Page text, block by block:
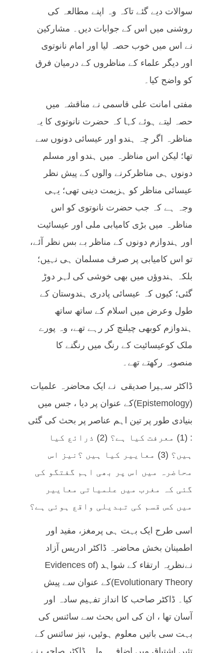
سوالات دیے گئے تاکہ وہ اپنے مطالعہ کی
روشنی میں اس کے جوابات دیں۔ مشارکین
نے اس میں خوب حصہ لیا اور امام نانوتوی
اور دیگر علماء کے مناظروں کے درمیان فرق
کو واضح کیا۔
مفتی امانت علی قاسمی نے مناقشہ میں
حصہ لیتے ہوئے کہا کہ حضرت نانوتوی کا یہ
مناظرہ اگر چہ ہندو اور عیسائی دونوں سے
تھا؛ لیکن اس مناظرہ میں ہندو اور مسلم
دونوں ہی مناظرکرنے والوں کے پیش نظر
عیسائی مناظر کو ہزیمت دینی تھی؛ یہی
وجہ ہے کہ جب حضرت نانوتوی کو اس
مناظرہ میں بڑی کامیابی ملی اور عیسائیت
اور ہندوازم دونوں کے مناظر بے بس نظر آئے،
تو اس کامیابی پر صرف مسلمان ہی نہیں؛
بلکہ ہندوؤں میں بھی خوشی کی لہر دوڑ
گئی؛ کیوں کہ عیسائی پادری ہندوستان کے
طول وعرض میں اسلام کے ساتھ ساتھ
ہندوازم کوبھی چیلنچ کر رہے تھے، وہ پورے
ملک کوعیسائیت کے رنگ میں رنگنے کا
منصوبہ رکھتے تھے۔
ڈاکٹر سہیرا صدیقی نے ایک محاضرہ علمیات
(Epistemology)کے عنوان پر دیا ، جس میں
بنیادی طور پر تین اہم عناصر پر بحث کی گئی
: (1) معرفت کیا ہے؟ (2) ذرائع کیا
ہیں؟ (3) معاییر کیا ہیں ؟نیز اس
محاضرہ میں اس پر بھی اہم گفتگو کی
گئی کہ مغرب میں علمیاتی معاییر
میں کس قسم کی تبدیلی واقع ہوئی ہے؟
اسی طرح ایک بہت ہی پرمغز، مفید اور
اطمینان بخش محاضرہ ڈاکٹر ادریس آزاد
نےنظریہ ارتقاء کے شواہد (Evidences of
Evolutionary Theory)کے عنوان سے پیش
کیا۔ ڈاکٹر صاحب کا انداز تفہیم سادہ اور
آسان تھا ، ان کی اس بحث سے سائنس کی
بہت سی باتیں معلوم ہوئیں، نیز سائنس کے
تئیں اشتیاق میں اضافہ ہوا ۔ ڈاکٹر صاحب نے